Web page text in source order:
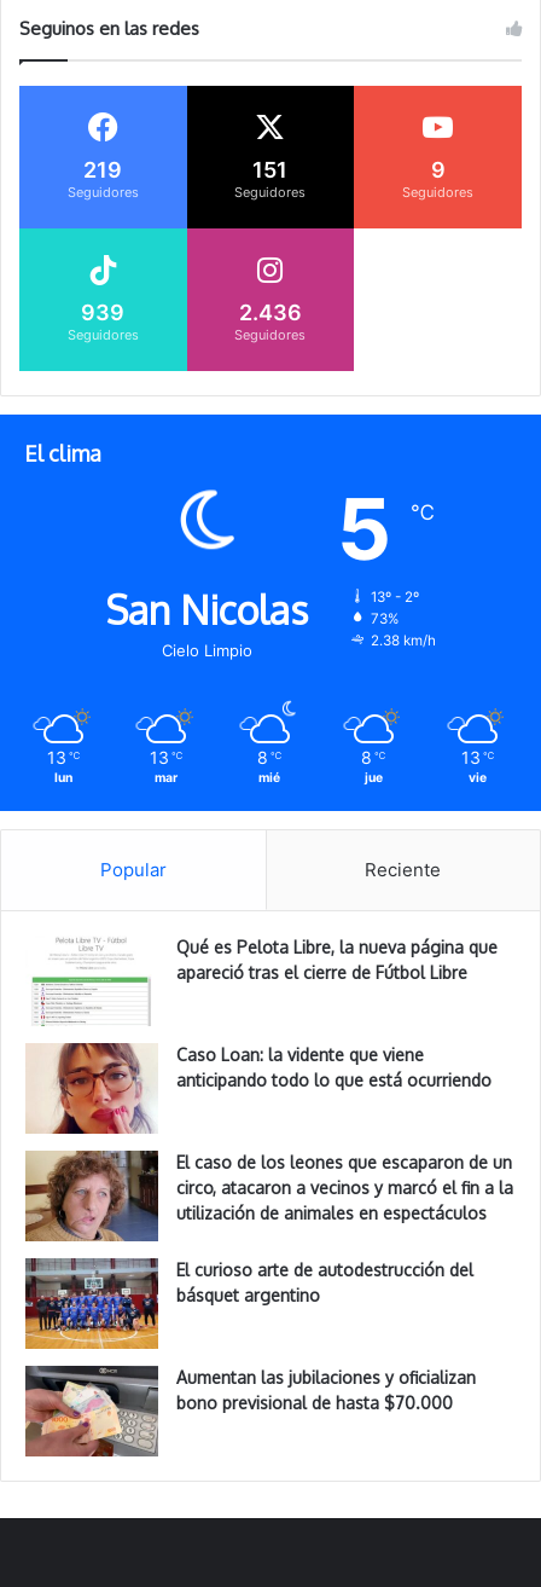
Seguinos en las redes
219
Seguidores
151
Seguidores
9
Seguidores
939
Seguidores
2.436
Seguidores
El clima
San Nicolas
Cielo Limpio
5 ℃
13º - 2º
73%
2.38 km/h
13 ℃
lun
13 ℃
mar
8 ℃
mié
8 ℃
jue
13 ℃
vie
Popular Reciente
Qué es Pelota Libre, la nueva página que
apareció tras el cierre de Fútbol Libre
Caso Loan: la vidente que viene
anticipando todo lo que está ocurriendo
El caso de los leones que escaparon de un
circo, atacaron a vecinos y marcó el fin a la
utilización de animales en espectáculos
El curioso arte de autodestrucción del
básquet argentino
Aumentan las jubilaciones y oficializan
bono previsional de hasta $70.000